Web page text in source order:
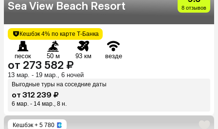
Sea View Beach Resort 8 отзывов
Кешбэк 4% по карте Т-Банка
песок 50 м 93 км везде
от 273 582 ₽
13 мар. - 19 мар., 6 ночей
Выгодные туры на соседние даты
от 312 239 ₽
6 мар. - 14 мар., 8 н.
Кешбэк + 5 780